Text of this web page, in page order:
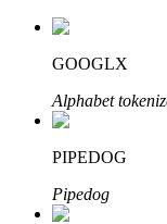
เรียนรู้ Staking
GOOGLX
Alphabet
PIPEDOG
Pipedog